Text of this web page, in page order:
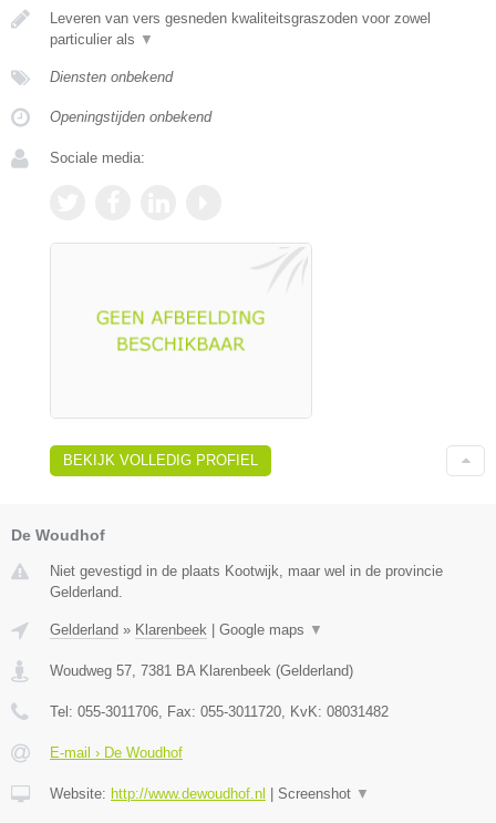
Leveren van vers gesneden kwaliteitsgraszoden voor zowel
particulier als ▼
Diensten onbekend
Openingstijden onbekend
Sociale media:
BEKIJK VOLLEDIG PROFIEL
De Woudhof
Niet gevestigd in de plaats Kootwijk, maar wel in de provincie
Gelderland.
Gelderland » Klarenbeek | Google maps ▼
Woudweg 57 7381 BA Klarenbeek (Gelderland)
Tel: 055-3011706 , Fax: 055-3011720 , KvK: 08031482
E-mail › De Woudhof
Website: http://www.dewoudhof.nl | Screenshot ▼